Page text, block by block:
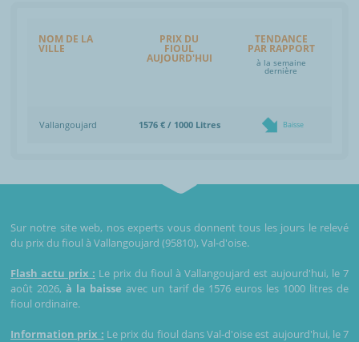
NOM DE LA
VILLE
PRIX DU
FIOUL
AUJOURD'HUI
TENDANCE
PAR RAPPORT
à la semaine
dernière
Vallangoujard 1576 € / 1000 Litres Baisse
Sur notre site web, nos experts vous donnent tous les jours le relevé
du prix du fioul à Vallangoujard (95810), Val-d'oise.
Flash actu prix : Le prix du fioul à Vallangoujard est aujourd'hui, le 7
août 2026,à la baisse avec un tarif de 1576 euros les 1000 litres de
fioul ordinaire.
Information prix : Le prix du fioul dans Val-d'oise est aujourd'hui, le 7